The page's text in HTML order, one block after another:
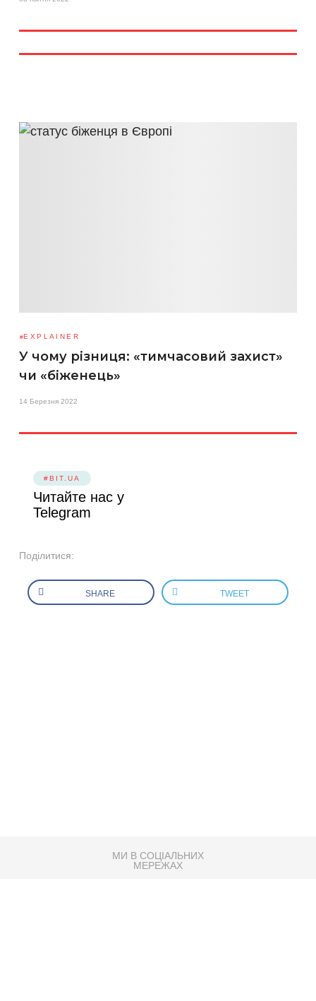
EXPLAINER
У чому різниця: «тимчасовий захист»
чи «біженець»
14 Березня 2022
#BIT.UA
Читайте нас у
Telegram
Поділитися:
SHARE TWEET
МИ В СОЦІАЛЬНИХ
МЕРЕЖАХ